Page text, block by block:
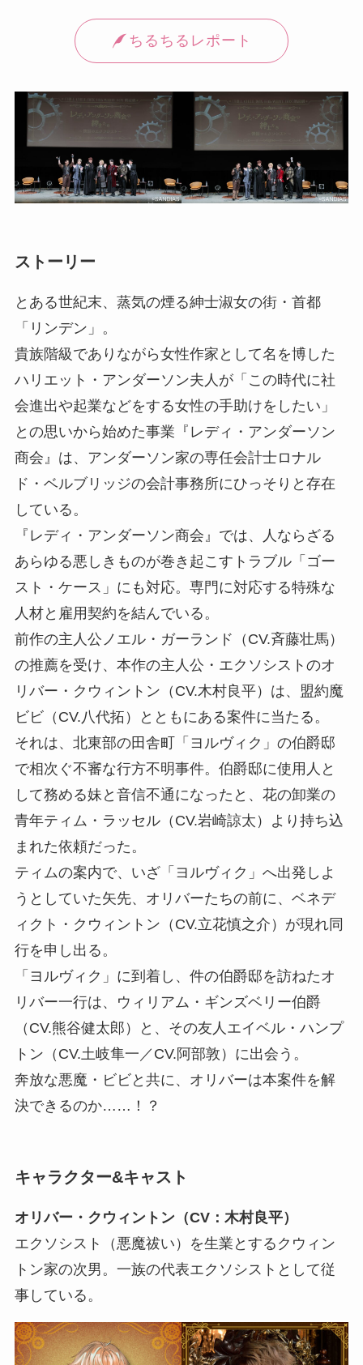
ちるちるレポート
ストーリー
とある世紀末、蒸気の煙る紳士淑女の街・首都
「リンデン」。
貴族階級でありながら女性作家として名を博した
ハリエット・アンダーソン夫人が「この時代に社
会進出や起業などをする女性の手助けをしたい」
との思いから始めた事業『レディ・アンダーソン
商会』は、アンダーソン家の専任会計士ロナル
ド・ベルブリッジの会計事務所にひっそりと存在
している。
『レディ・アンダーソン商会』では、人ならざる
あらゆる悪しきものが巻き起こすトラブル「ゴー
スト・ケース」にも対応。専門に対応する特殊な
人材と雇用契約を結んでいる。
前作の主人公ノエル・ガーランド（CV.斉藤壮馬）
の推薦を受け、本作の主人公・エクソシストのオ
リバー・クウィントン（CV.木村良平）は、盟約魔
ビビ（CV.八代拓）とともにある案件に当たる。
それは、北東部の田舎町「ヨルヴィク」の伯爵邸
で相次ぐ不審な行方不明事件。伯爵邸に使用人と
して務める妹と音信不通になったと、花の卸業の
青年ティム・ラッセル（CV.岩崎諒太）より持ち込
まれた依頼だった。
ティムの案内で、いざ「ヨルヴィク」へ出発しよ
うとしていた矢先、オリバーたちの前に、ベネデ
ィクト・クウィントン（CV.立花慎之介）が現れ同
行を申し出る。
「ヨルヴィク」に到着し、件の伯爵邸を訪ねたオ
リバー一行は、ウィリアム・ギンズベリー伯爵
（CV.熊谷健太郎）と、その友人エイベル・ハンプ
トン（CV.土岐隼一／CV.阿部敦）に出会う。
奔放な悪魔・ビビと共に、オリバーは本案件を解
決できるのか……！？
キャラクター&キャスト
オリバー・クウィントン（CV：木村良平）
エクソシスト（悪魔祓い）を生業とするクウィン
トン家の次男。一族の代表エクソシストとして従
事している。